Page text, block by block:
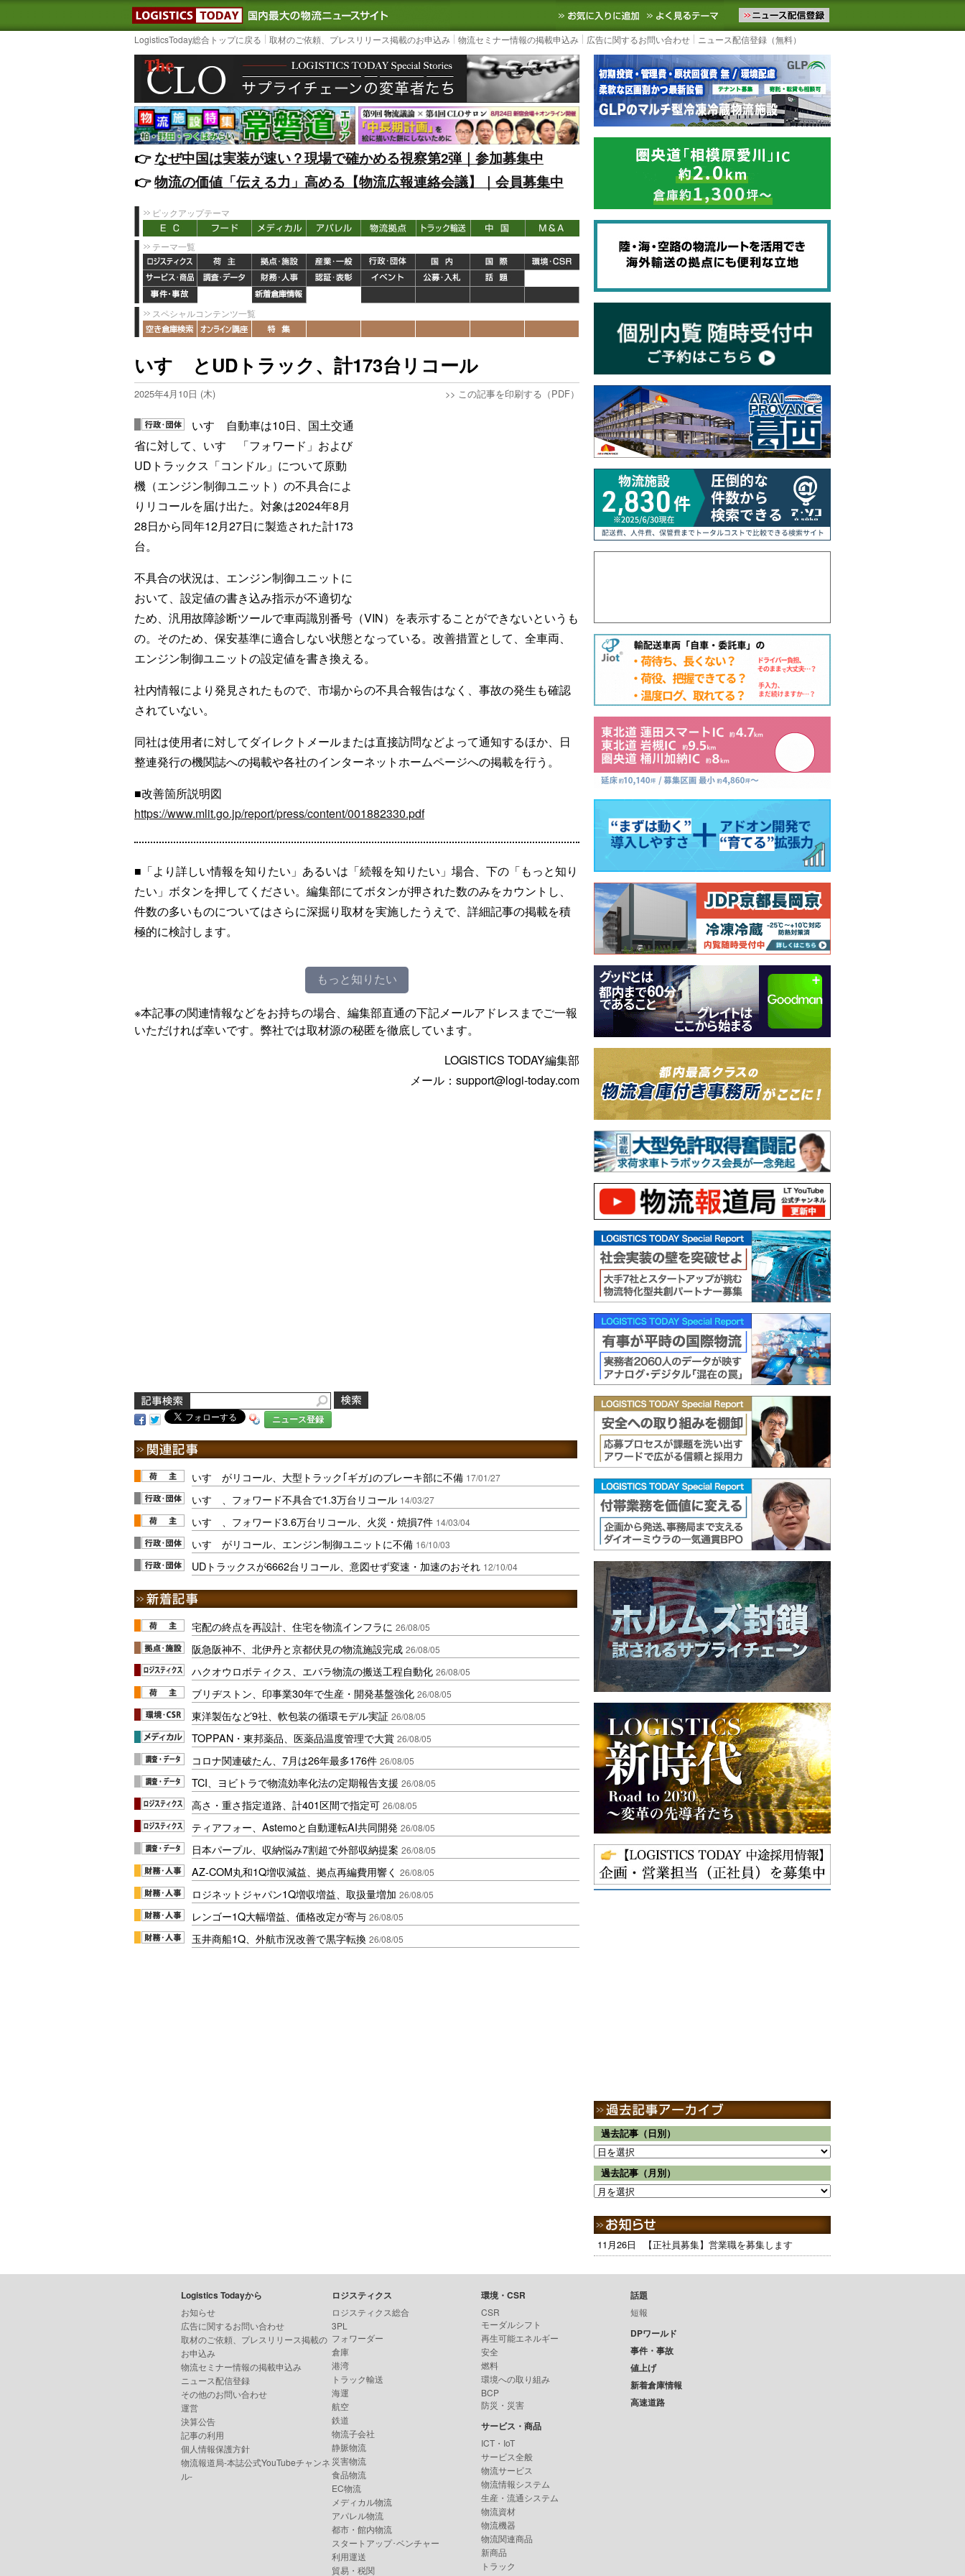
LOGISTICS TODAY｜国内最大の物流ニュースサイト3PL, SCMなど国内外の最新の物流ニュースをお届けします。物流ニュースメール配信を登録す
お気に入りに追加 よく見るテーマ
LogisticsToday総合トップに戻る 取材のご依頼、プレスリリース掲載のお申込み 物流セミナー情報の掲載申込み 広告に関するお問い合わせ ニュース配信登録（無料）
👉️なぜ中国は実装が速い？現場で確かめる視察第2弾｜参加募集中
👉️物流の価値「伝える力」高める【物流広報連絡会議】｜会員募集中
ピックアップテーマ
テーマ一覧
スペシャルコンテンツ一覧
いすゞとUDトラック、計173台リコール
2025年4月10日 (木) >> この記事を印刷する（PDF）
いすゞ自動車は10日、国土交通
省に対して、いすゞ「フォワード」および
UDトラックス「コンドル」について原動
機（エンジン制御ユニット）の不具合によ
りリコールを届け出た。対象は2024年8月
28日から同年12月27日に製造された計173
台。
不具合の状況は、エンジン制御ユニットに
おいて、設定値の書き込み指示が不適切な
ため、汎用故障診断ツールで車両識別番号（VIN）を表示することができないというも
の。そのため、保安基準に適合しない状態となっている。改善措置として、全車両、
エンジン制御ユニットの設定値を書き換える。
社内情報により発見されたもので、市場からの不具合報告はなく、事故の発生も確認
されていない。
同社は使用者に対してダイレクトメールまたは直接訪問などよって通知するほか、日
整連発行の機関誌への掲載や各社のインターネットホームページへの掲載を行う。
■改善箇所説明図
https://www.mlit.go.jp/report/press/content/001882330.pdf
■「より詳しい情報を知りたい」あるいは「続報を知りたい」場合、下の「もっと知り
たい」ボタンを押してください。編集部にてボタンが押された数のみをカウントし、
件数の多いものについてはさらに深掘り取材を実施したうえで、詳細記事の掲載を積
極的に検討します。
もっと知りたい
※本記事の関連情報などをお持ちの場合、編集部直通の下記メールアドレスまでご一報
いただければ幸いです。弊社では取材源の秘匿を徹底しています。
LOGISTICS TODAY編集部
メール：support@logi-today.com
ニュース登録
いすゞがリコール、大型トラック｢ギガ｣のブレーキ部に不備 17/01/27
いすゞ、フォワード不具合で1.3万台リコール 14/03/27
いすゞ、フォワード3.6万台リコール、火災・焼損7件 14/03/04
いすゞがリコール、エンジン制御ユニットに不備 16/10/03
UDトラックスが6662台リコール、意図せず変速・加速のおそれ 12/10/04
宅配の終点を再設計、住宅を物流インフラに 26/08/05
阪急阪神不、北伊丹と京都伏見の物流施設完成 26/08/05
ハクオウロボティクス、エバラ物流の搬送工程自動化 26/08/05
ブリヂストン、印事業30年で生産・開発基盤強化 26/08/05
東洋製缶など9社、軟包装の循環モデル実証 26/08/05
TOPPAN・東邦薬品、医薬品温度管理で大賞 26/08/05
コロナ関連破たん、7月は26年最多176件 26/08/05
TCI、ヨビトラで物流効率化法の定期報告支援 26/08/05
高さ・重さ指定道路、計401区間で指定可 26/08/05
ティアフォー、Astemoと自動運転AI共同開発 26/08/05
日本パープル、収納悩み7割超で外部収納提案 26/08/05
AZ-COM丸和1Q増収減益、拠点再編費用響く 26/08/05
ロジネットジャパン1Q増収増益、取扱量増加 26/08/05
レンゴー1Q大幅増益、価格改定が寄与 26/08/05
玉井商船1Q、外航市況改善で黒字転換 26/08/05
過去記事（日別）
過去記事（月別）
11月26日 【正社員募集】営業職を募集します
Logistics Todayから
お知らせ
広告に関するお問い合わせ
取材のご依頼、プレスリリース掲載の
お申込み
物流セミナー情報の掲載申込み
ニュース配信登録
その他のお問い合わせ
運営
決算公告
記事の利用
個人情報保護方針
物流報道局-本誌公式YouTubeチャンネ
ル-
ロジスティクス
ロジスティクス総合
3PL
フォワーダー
倉庫
港湾
トラック輸送
海運
航空
鉄道
物流子会社
静脈物流
災害物流
食品物流
EC物流
メディカル物流
アパレル物流
都市・館内物流
スタートアップ･ベンチャー
利用運送
貿易・税関
環境・CSR
CSR
モーダルシフト
再生可能エネルギー
安全
燃料
環境への取り組み
BCP
防災・災害
サービス・商品
ICT・IoT
サービス全般
物流サービス
物流情報システム
生産・流通システム
物流資材
物流機器
物流関連商品
新商品
トラック
話題
短報
DPワールド
事件・事故
値上げ
新着倉庫情報
高速道路